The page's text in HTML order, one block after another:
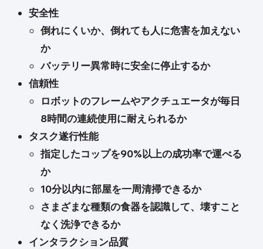
安全性
倒れにくいか、倒れても人に危害を加えない
か
バッテリー異常時に安全に停止するか
信頼性
ロボットのフレームやアクチュエータが毎日
8時間の連続使用に耐えられるか
タスク遂行性能
指定したコップを90%以上の成功率で運べる
か
10分以内に部屋を一周清掃できるか
さまざまな種類の食器を認識して、壊すこと
なく洗浄できるか
インタラクション品質